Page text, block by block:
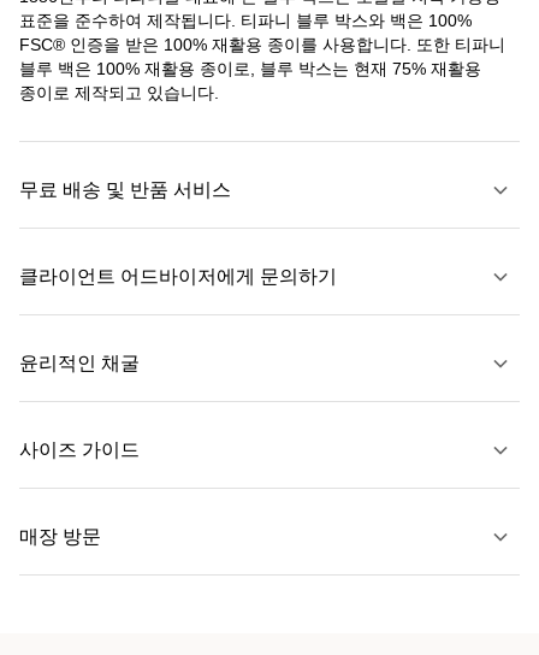
표준을 준수하여 제작됩니다. 티파니 블루 박스와 백은 100%
FSC® 인증을 받은 100% 재활용 종이를 사용합니다. 또한 티파니
블루 백은 100% 재활용 종이로, 블루 박스는 현재 75% 재활용
종이로 제작되고 있습니다.
무료 배송 및 반품 서비스
자세히 보기
클라이언트 어드바이저에게 문의하기
윤리적인 채굴
사이즈 가이드
자세히 보기
매장 방문